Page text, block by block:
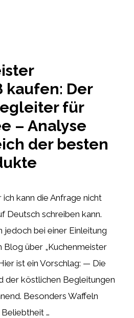
kaufen: Der
für
– Analyse
der besten
kann die Anfrage nicht
Deutsch schreiben kann.
jedoch bei einer Einleitung
Blog über „Kuchenmeister
ist ein Vorschlag: — Die
der köstlichen Begleitungen
Besonders Waffeln
…